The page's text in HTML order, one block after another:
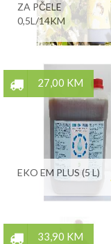
ZA PČELE
0,5L/14KM
27,00 KM
EKO EM PLUS (5 L)
33,90 KM